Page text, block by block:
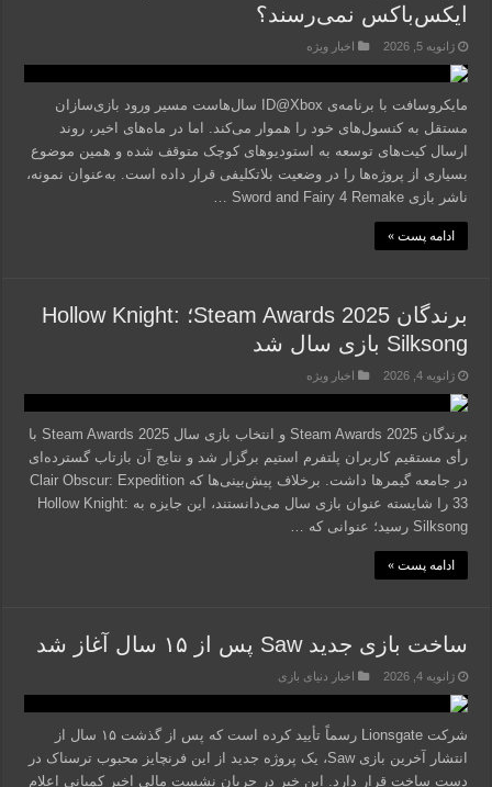
ایکس‌باکس نمی‌رسند؟
ژانویه 5, 2026 اخبار ویژه
مایکروسافت با برنامه‌ی ID@Xbox سال‌هاست مسیر ورود بازی‌سازان
مستقل به کنسول‌های خود را هموار می‌کند. اما در ماه‌های اخیر، روند
ارسال کیت‌های توسعه به استودیوهای کوچک متوقف شده و همین موضوع
بسیاری از پروژه‌ها را در وضعیت بلاتکلیفی قرار داده است. به‌عنوان نمونه،
ناشر بازی Sword and Fairy 4 Remake …
ادامه پست »
برندگان Steam Awards 2025؛ Hollow Knight:
Silksong بازی سال شد
ژانویه 4, 2026 اخبار ویژه
برندگان Steam Awards 2025 و انتخاب بازی سال Steam Awards 2025 با
رأی مستقیم کاربران پلتفرم استیم برگزار شد و نتایج آن بازتاب گسترده‌ای
در جامعه گیمرها داشت. برخلاف پیش‌بینی‌ها که Clair Obscur: Expedition
33 را شایسته عنوان بازی سال می‌دانستند، این جایزه به Hollow Knight:
Silksong رسید؛ عنوانی که …
ادامه پست »
ساخت بازی جدید Saw پس از ۱۵ سال آغاز شد
ژانویه 4, 2026 اخبار دنیای بازی
شرکت Lionsgate رسماً تأیید کرده است که پس از گذشت ۱۵ سال از
انتشار آخرین بازی Saw، یک پروژه جدید از این فرنچایز محبوب ترسناک در
دست ساخت قرار دارد. این خبر در جریان نشست مالی اخیر کمپانی اعلام